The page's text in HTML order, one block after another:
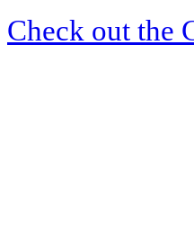
Check out the